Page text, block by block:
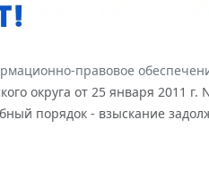
правовое
округа от 25 января 2011
порядок - взыскание